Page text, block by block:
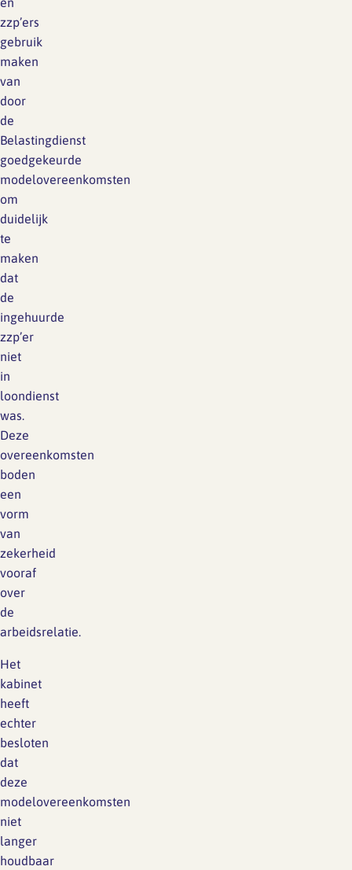
zzp’ers
gebruik
maken
van
door
de
Belastingdienst
goedgekeurde
modelovereenkomsten
om
duidelijk
te
maken
dat
de
ingehuurde
zzp’er
niet
in
loondienst
was.
Deze
overeenkomsten
boden
een
vorm
van
zekerheid
vooraf
over
de
arbeidsrelatie.
Het
kabinet
heeft
echter
besloten
dat
deze
modelovereenkomsten
niet
langer
houdbaar